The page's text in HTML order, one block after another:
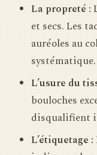
La propreté :
et secs. Les
auréoles au
systématique.
L’usure du
bouloches
disqualifient
L’étiquetage :